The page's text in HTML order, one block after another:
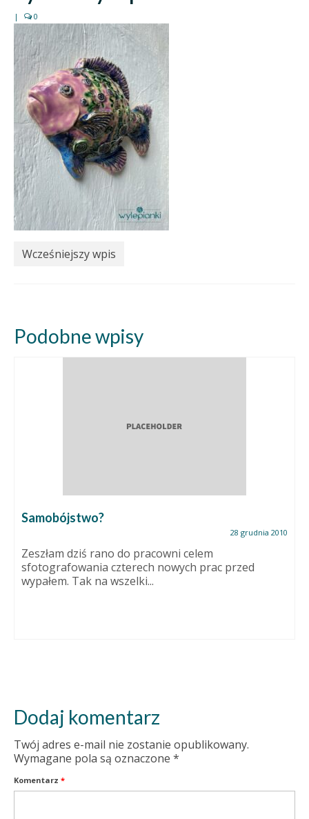
| 0
Wcześniejszy wpis
Podobne wpisy
Samobójstwo?
28 grudnia 2010
Zeszłam dziś rano do pracowni celem
sfotografowania czterech nowych prac przed
wypałem. Tak na wszelki...
Dodaj komentarz
Twój adres e-mail nie zostanie opublikowany.
Wymagane pola są oznaczone *
Komentarz *